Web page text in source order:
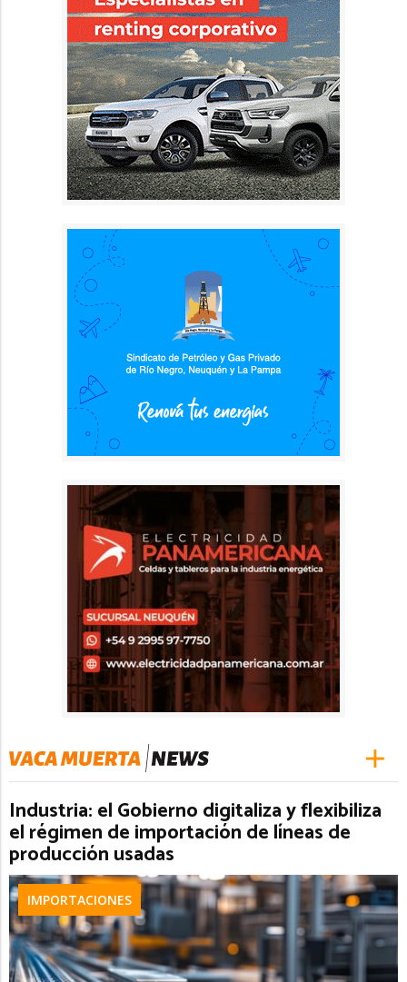
Industria: el Gobierno digitaliza y flexibiliza
el régimen de importación de líneas de
producción usadas
IMPORTACIONES